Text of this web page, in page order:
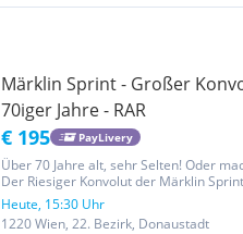
Märklin Sprint - Großer
70iger Jahre - RAR
€ 195 PayLivery
Über 70 Jahre alt, sehr Selten! Oder
Der Riesiger Konvolut der Märklin
Märklin Sprint Porsche Carrara 5x
Märklin Sprint Rundenzähler 1545
Heute, 15:30 Uhr
1220 Wien, 22. Bezirk, Donaustadt